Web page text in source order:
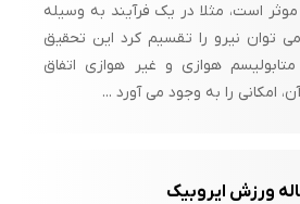
است، مثلا در یک فرآیند به وسیله
توان نیرو را تقسیم کرد این تحقیق
هوازی و غیر هوازی اتفاق
امکانی را به وجود می آورد ...
ورزش ایروبیک